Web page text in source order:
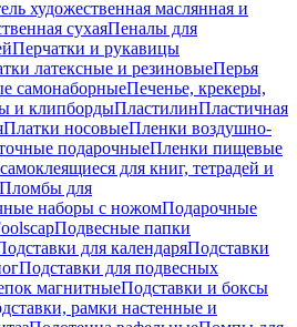
художественная маслянная и
сухаяПеналы для
Перчатки и рукавицы
латексные и резиновыеПерья
самонаборныеПеченье, крекеры,
и клипбордыПластилинПластичная
Платки носовыеПленки воздушно-
подарочныеПленки пищевые
для книг, тетрадей и
Пломбы для
наборы с ножомПодарочные
Подвесные папки
для календаряПодставки
Подставки для подвесных
магнитныеПодставки и боксы
рамки настенные и